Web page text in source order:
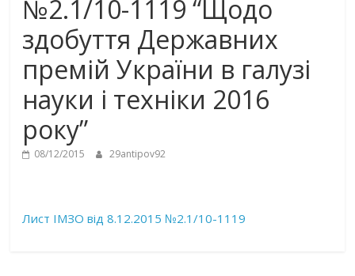
№2.1/10-1119 “Щодо
здобуття Державних
премій України в галузі
науки і техніки 2016
року”
08/12/2015 29antipov92
Лист ІМЗО від 8.12.2015 №2.1/10-1119